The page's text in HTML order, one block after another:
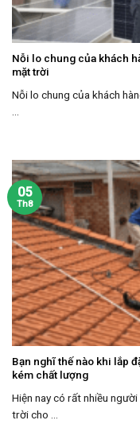
Nỗi lo chung của khách
mặt trời
Nỗi lo chung của khách
Bạn nghĩ thế nào khi lắp
kém chất lượng
Hiện nay có rất nhiều
trời cho ...
05
Th8